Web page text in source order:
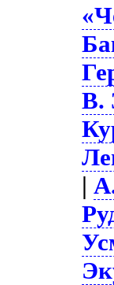
В.
|